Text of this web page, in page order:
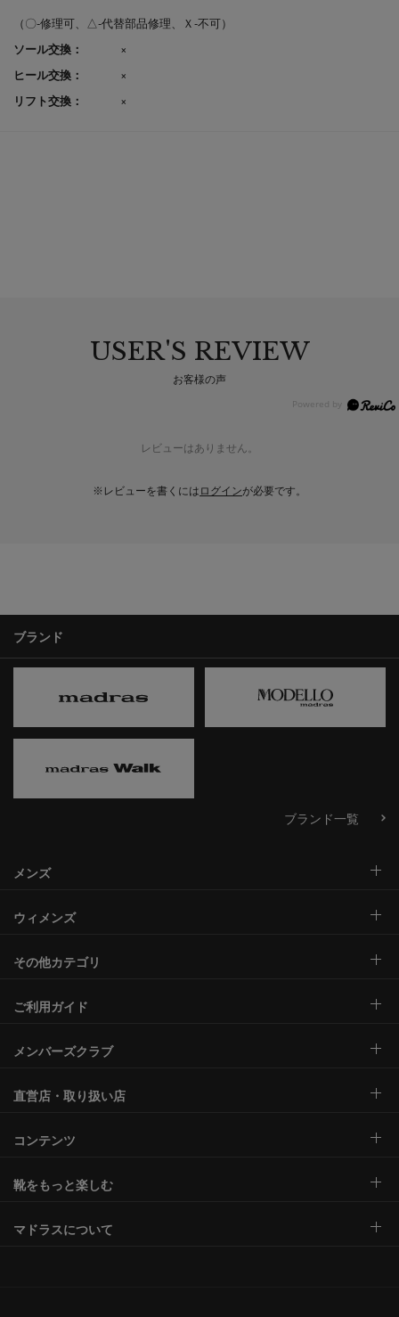
（〇-修理可、△-代替部品修理、Ｘ-不可）
ソール交換：
×
ヒール交換：
×
リフト交換：
×
USER'S REVIEW
お客様の声
レビューはありません。
※レビューを書くには ログインが必要です。
ブランド
ブランド一覧
メンズ
ウィメンズ
その他カテゴリ
ご利用ガイド
メンバーズクラブ
直営店・取り扱い店
コンテンツ
靴をもっと楽しむ
マドラスについて